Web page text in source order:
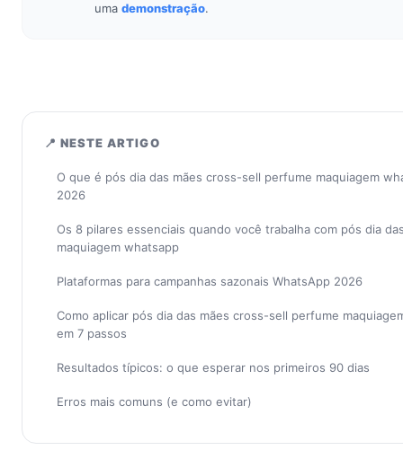
uma demonstração.
📍 NESTE ARTIGO
O que é pós dia das mães cross-sell perfume maquiagem
2026
Os 8 pilares essenciais quando você trabalha com pós dia
maquiagem whatsapp
Plataformas para campanhas sazonais WhatsApp 2026
Como aplicar pós dia das mães cross-sell perfume
em 7 passos
Resultados típicos: o que esperar nos primeiros 90 dias
Erros mais comuns (e como evitar)